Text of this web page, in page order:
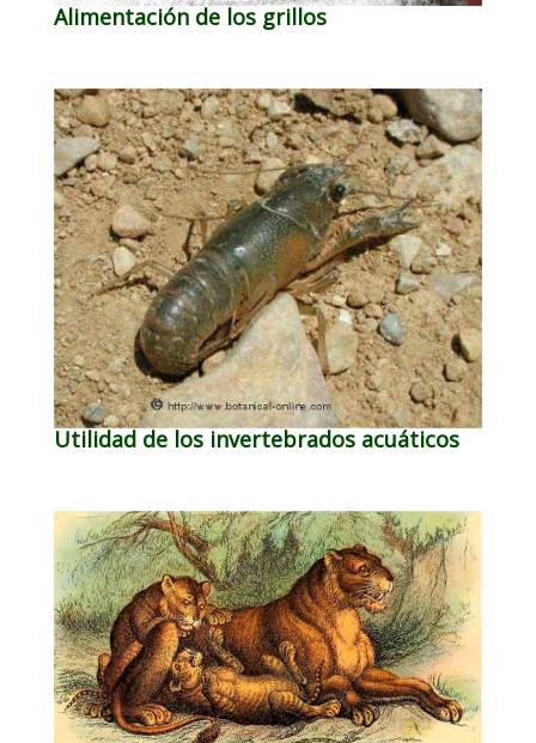
Alimentación de los grillos
Utilidad de los invertebrados acuáticos